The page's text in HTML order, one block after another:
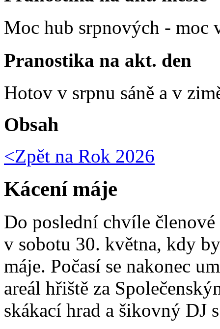
Moc hub srpnových - moc
Pranostika na akt. den
Hotov v srpnu sáně a v
Obsah
<Zpět na Rok 2026
Kácení máje
Do poslední chvíle
v sobotu 30. května, kdy
máje. Počasí se nakonec
areál hřiště za
skákací hrad a šikovný DJ